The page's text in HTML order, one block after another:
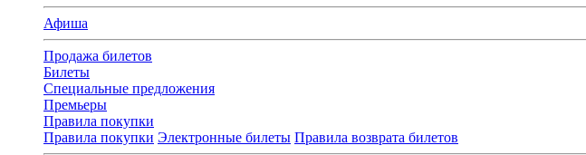
Афиша
Продажа билетов
Билеты
Специальные предложения
Премьеры
Правила покупки
Правила покупки Электронные билеты Правила возврата билетов